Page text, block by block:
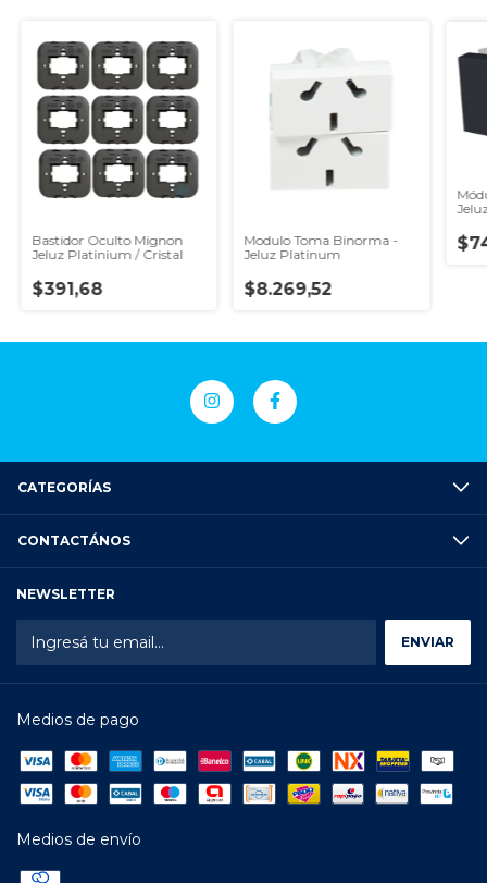
Bastidor Oculto Mignon
Jeluz Platinium / Cristal
$391,68
Modulo Toma Binorma -
Jeluz Platinum
$8.269,52
CATEGORÍAS
CONTACTÁNOS
NEWSLETTER
Medios de pago
Medios de envío